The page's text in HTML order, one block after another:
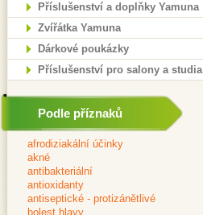
Příslušenství a doplňky Yamuna
Zvířátka Yamuna
Dárkové poukázky
Příslušenství pro salony a studia
Podle příznaků